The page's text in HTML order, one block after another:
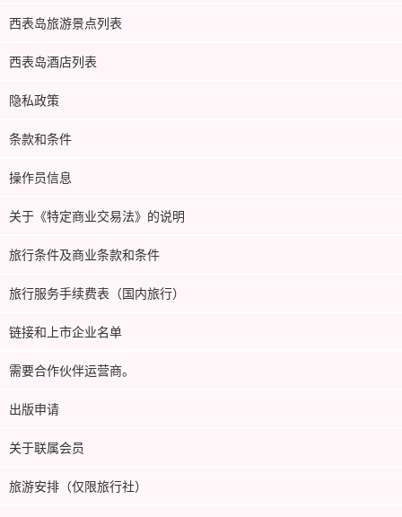
西表岛旅游景点列表
西表岛酒店列表
隐私政策
条款和条件
操作员信息
关于《特定商业交易法》的说明
旅行条件及商业条款和条件
旅行服务手续费表（国内旅行）
链接和上市企业名单
需要合作伙伴运营商。
出版申请
关于联属会员
旅游安排（仅限旅行社）